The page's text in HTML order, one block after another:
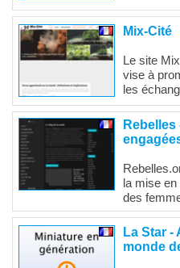
Mix-Cité
Le site
vise à
les
la mise
des
La Star -
monde